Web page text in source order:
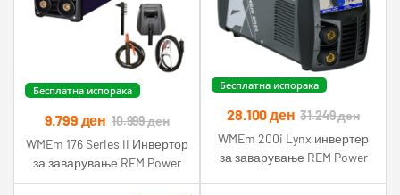
Бесплатна испорака
9.799 ден 10.999ден
WMEm 176 Series II Инвертор
за заварување REM Power
Бесплатна испорака
28.100ден 31.249ден
WMEm 200i Lynx инвертер
за заварување REM Power